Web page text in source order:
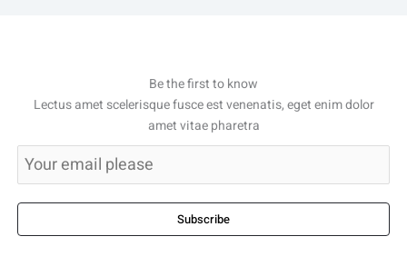
Be the first to know
Lectus amet scelerisque fusce est venenatis, eget enim dolor
amet vitae pharetra
Subscribe